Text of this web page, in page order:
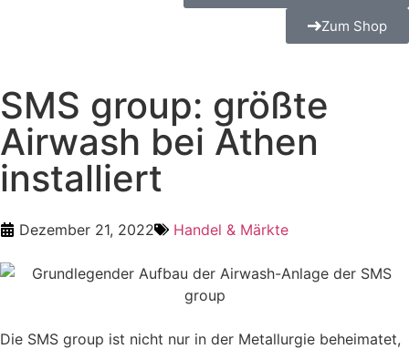
Zum Shop
SMS group: größte
Airwash bei Athen
installiert
Dezember 21, 2022 Handel & Märkte
Die SMS group ist nicht nur in der Metallurgie beheimatet,